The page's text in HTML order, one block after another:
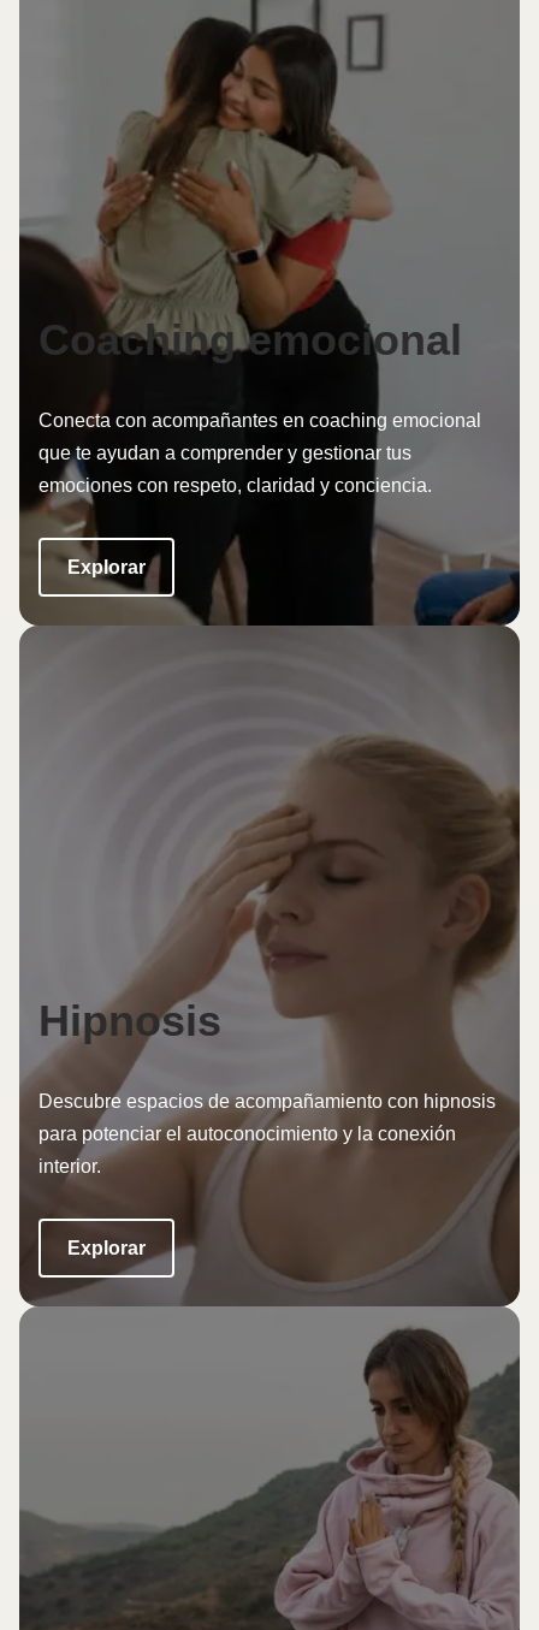
Coaching emocional
Conecta con acompañantes en coaching emocional
que te ayudan a comprender y gestionar tus
emociones con respeto, claridad y conciencia.
Explorar
Hipnosis
Descubre espacios de acompañamiento con hipnosis
para potenciar el autoconocimiento y la conexión
interior.
Explorar